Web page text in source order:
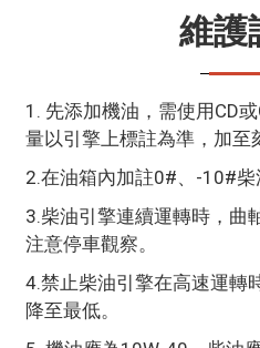
維護
1. 先添加機油，需使用CD
量以引擎上標註為準，加至
2.在油箱內加註0#、-10#柴
3.柴油引擎連續運轉時，曲
注意停車觀察。
4.禁止柴油引擎在高速運轉
降至最低。